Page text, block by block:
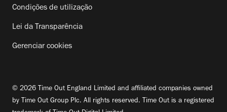
Condições de utilização
Lei da Transparência
Gerenciar cookies
© 2026 Time Out England Limited and affiliated companies owned
by Time Out Group Plc. All rights reserved. Time Out is a registered